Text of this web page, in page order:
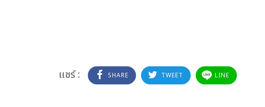
แชร์ : SHARE TWEET LINE